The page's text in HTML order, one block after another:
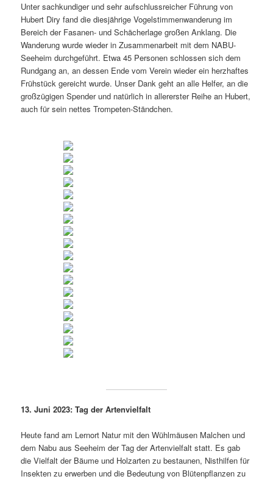
Unter sachkundiger und sehr aufschlussreicher Führung von
Hubert Diry fand die diesjährige Vogelstimmenwanderung im
Bereich der Fasanen- und Schächerlage großen Anklang. Die
Wanderung wurde wieder in Zusammenarbeit mit dem NABU-
Seeheim durchgeführt. Etwa 45 Personen schlossen sich dem
Rundgang an, an dessen Ende vom Verein wieder ein herzhaftes
Frühstück gereicht wurde. Unser Dank geht an alle Helfer, an die
großzügigen Spender und natürlich in allererster Reihe an Hubert,
auch für sein nettes Trompeten-Ständchen.
13. Juni 2023: Tag der Artenvielfalt
Heute fand am Lernort Natur mit den Wühlmäusen Malchen und
dem Nabu aus Seeheim der Tag der Artenvielfalt statt. Es gab
die Vielfalt der Bäume und Holzarten zu bestaunen, Nisthilfen für
Insekten zu erwerben und die Bedeutung von Blütenpflanzen zu